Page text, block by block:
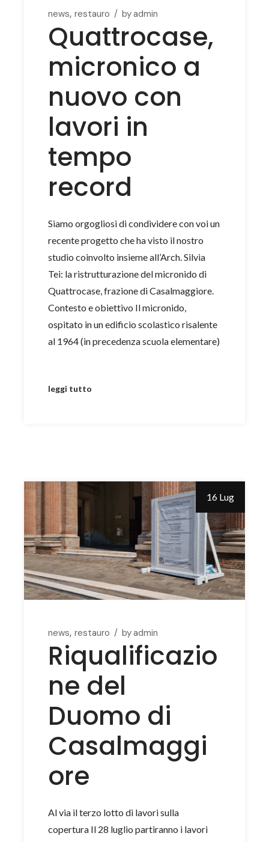
news restauro byadmin
Quattrocase,
micronico a
nuovo con
lavori in
tempo
record
Siamo orgogliosi di condividere con voi un
recente progetto che ha visto il nostro
studio coinvolto insieme all’Arch. Silvia
Tei: la ristrutturazione del micronido di
Quattrocase, frazione di Casalmaggiore.
Contesto e obiettivo Il micronido,
ospitato in un edificio scolastico risalente
al 1964 (in precedenza scuola elementare)
leggi tutto
16 Lug
news restauro byadmin
Riqualificazio
ne del
Duomo di
Casalmaggi
ore
Al via il terzo lotto di lavori sulla
copertura Il 28 luglio partiranno i lavori